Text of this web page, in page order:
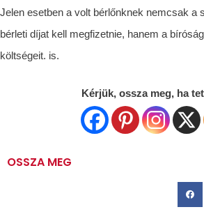
Jelen esetben a volt bérlőnknek nemcsak a
bérleti díjat kell megfizetnie, hanem a
költségeit. is.
Kérjük, ossza meg, ha
OSSZA MEG